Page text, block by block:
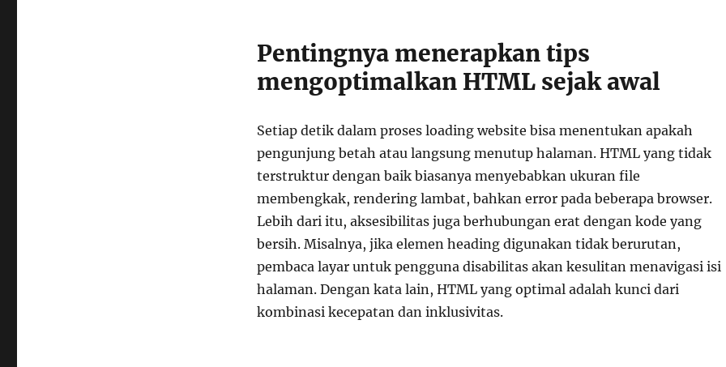
Pentingnya menerapkan tips
mengoptimalkan HTML sejak awal
Setiap detik dalam proses loading website bisa menentukan apakah
pengunjung betah atau langsung menutup halaman. HTML yang tidak
terstruktur dengan baik biasanya menyebabkan ukuran file
membengkak, rendering lambat, bahkan error pada beberapa browser.
Lebih dari itu, aksesibilitas juga berhubungan erat dengan kode yang
bersih. Misalnya, jika elemen heading digunakan tidak berurutan,
pembaca layar untuk pengguna disabilitas akan kesulitan menavigasi isi
halaman. Dengan kata lain, HTML yang optimal adalah kunci dari
kombinasi kecepatan dan inklusivitas.